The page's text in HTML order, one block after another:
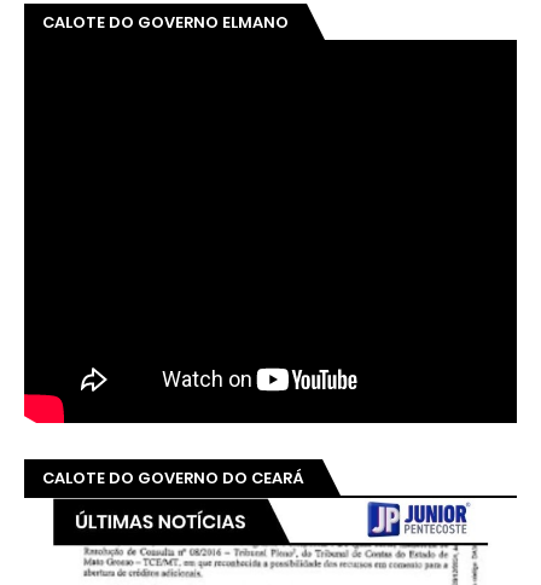
CALOTE DO GOVERNO ELMANO
CALOTE DO GOVERNO DO CEARÁ